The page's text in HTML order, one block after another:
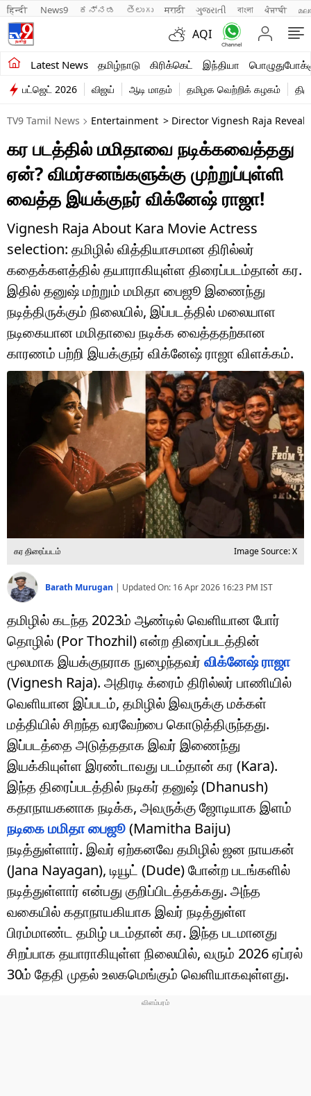
हिन्दी News9 ಕನ್ನಡ తెలుగు मराठी ગુજરાતી বাংলা ਪੰਜਾਬੀ
AQI
Latest News தமிழ்நாடு கிரிக்கெட் இந்தியா
சமீபத்திய செய்திகள்
தமிழ்நாடு
இந்தியா
உலகம்
விளையாட்டு
பொழுதுபோக்கு
லைஃப்ஸ்டைல்
வணிகம்
டெக்னாலஜி
ஆன்மீகம்
வைரல்
ஹெஃல்த்
ஷார்ட் வீடியோஸ்
வலை கதைகள்
போட்டோ கேலரி
பட்ஜெட் 2026 விஜய் ஆடி மாதம் தமிழக வெற்றிக் கழகம்
TV9 Tamil News Entertainment > Director Vignesh Raja
கர படத்தில் மமிதாவை நடிக்கவைத்தது
ஏன்? விமர்சனங்களுக்கு முற்றுப்புள்ளி
வைத்த இயக்குநர் விக்னேஷ் ராஜா!
Vignesh Raja About Kara Movie Actress
selection: தமிழில் வித்தியாசமான திரில்லர்
கதைக்களத்தில் தயாராகியுள்ள திரைப்படம்தான் கர.
இதில் தனுஷ் மற்றும் மமிதா பைஜூ இணைந்து
நடித்திருக்கும் நிலையில், இப்படத்தில் மலையாள
நடிகையான மமிதாவை நடிக்க வைத்ததற்கான
காரணம் பற்றி இயக்குநர் விக்னேஷ் ராஜா விளக்கம்.
கர திரைப்படம் Image Source: X
Barath Murugan | Updated On: 16 Apr 2026 16:23 PM IST
தமிழில் கடந்த 2023ம் ஆண்டில் வெளியான போர்
தொழில் (Por Thozhil) என்ற திரைப்படத்தின்
மூலமாக இயக்குநராக நுழைந்தவர் விக்னேஷ் ராஜா
(Vignesh Raja). அதிரடி க்ரைம் திரில்லர் பாணியில்
வெளியான இப்படம், தமிழில் இவருக்கு மக்கள்
மத்தியில் சிறந்த வரவேற்பை கொடுத்திருந்தது.
இப்படத்தை அடுத்ததாக இவர் இணைந்து
இயக்கியுள்ள இரண்டாவது படம்தான் கர (Kara).
இந்த திரைப்படத்தில் நடிகர் தனுஷ் (Dhanush)
கதாநாயகனாக நடிக்க, அவருக்கு ஜோடியாக இளம்
நடிகை மமிதா பைஜூ(Mamitha Baiju)
நடித்துள்ளார். இவர் ஏற்கனவே தமிழில் ஜன நாயகன்
(Jana Nayagan), டியூட் (Dude) போன்ற படங்களில்
நடித்துள்ளார் என்பது குறிப்பிடத்தக்கது. அந்த
வகையில் கதாநாயகியாக இவர் நடித்துள்ள
பிரம்மாண்ட தமிழ் படம்தான் கர. இந்த படமானது
சிறப்பாக தயாராகியுள்ள நிலையில், வரும் 2026 ஏப்ரல்
30ம் தேதி முதல் உலகமெங்கும் வெளியாகவுள்ளது.